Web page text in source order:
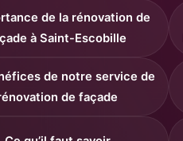
de la rénovation de
à Saint-Escobille
de notre service de
de façade